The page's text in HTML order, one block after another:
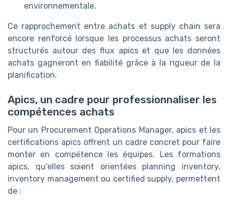
environnementale.
Ce rapprochement entre achats et supply chain sera
encore renforcé lorsque les processus achats seront
structurés autour des flux apics et que les données
achats gagneront en fiabilité grâce à la rigueur de la
planification.
Apics, un cadre pour professionnaliser les
compétences achats
Pour un Procurement Operations Manager, apics et les
certifications apics offrent un cadre concret pour faire
monter en compétence les équipes. Les formations
apics, qu’elles soient orientées planning inventory,
inventory management ou certified supply, permettent
de :